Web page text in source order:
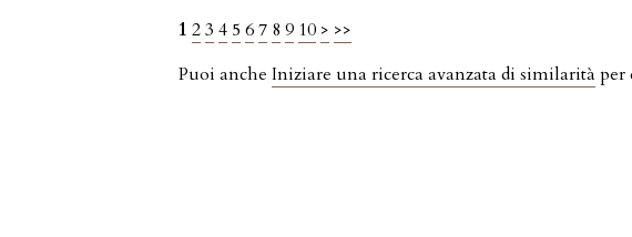
1 23 4 5 67 8 9 10 > >>
Puoi ancheIniziare una ricerca avanzata di similarità per